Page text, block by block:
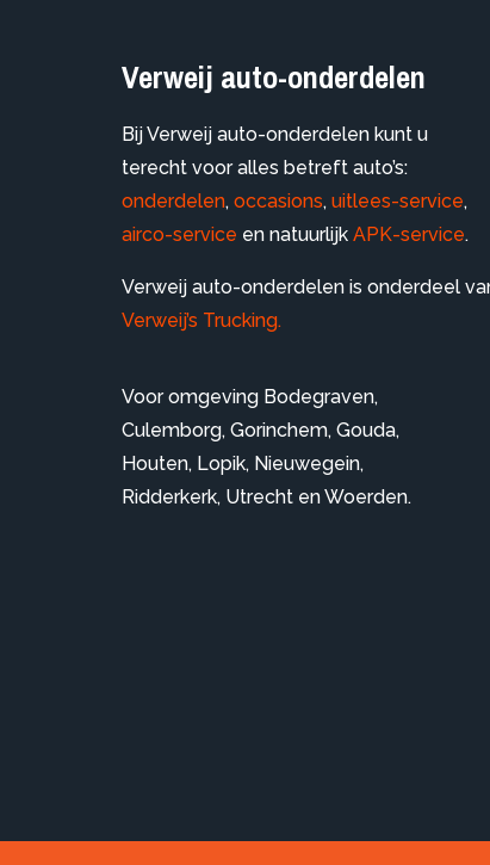
Verweij auto-onderdelen
Bij Verweij auto-onderdelen kunt u
terecht voor alles betreft auto’s:
onderdelen, occasions, uitlees-service,
airco-service en natuurlijk APK-service.
Verweij auto-onderdelen is onderdeel
Verweij’s Trucking.
Voor omgeving Bodegraven,
Culemborg, Gorinchem, Gouda,
Houten, Lopik, Nieuwegein,
Ridderkerk, Utrecht enWoerden.